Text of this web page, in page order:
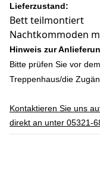
Lieferzustand:
Bett teilmontiert
Nachtkommoden
Hinweis zur
Bitte prüfen Sie vor
Treppenhaus/die
Kontaktieren Sie uns
direkt an unter 05321-